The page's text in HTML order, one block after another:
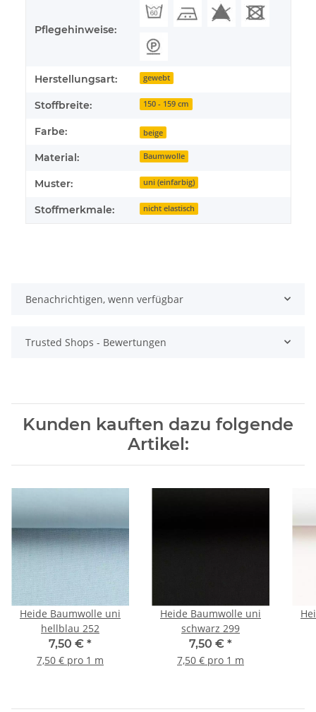
Pflegehinweise:
Herstellungsart: gewebt
Stoffbreite: 150 - 159 cm
Farbe: beige
Material: Baumwolle
Muster: uni (einfarbig)
Stoffmerkmale: nicht elastisch
Benachrichtigen, wenn verfügbar
Trusted Shops - Bewertungen
Kunden kauften dazu folgende
Artikel:
Heide Baumwolle uni
hellblau 252
7,50 € *
7,50 € pro 1 m
Heide Baumwolle uni
schwarz 299
7,50 € *
7,50 € pro 1 m